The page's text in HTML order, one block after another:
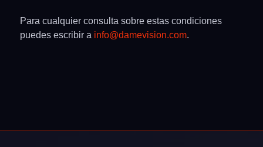
Para cualquier consulta sobre estas condiciones
puedes escribir a info@damevision.com.